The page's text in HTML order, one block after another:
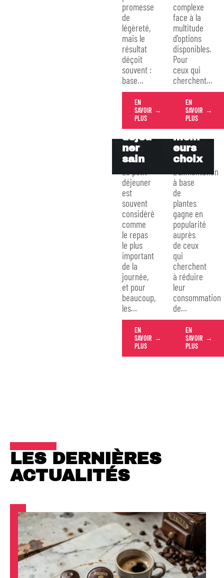
promesse
de
légèreté,
mais le
résultat
déçoit
souvent :
base…
EN
SAVOIR
PLUS
complexe
face à la
multitude
d'options
disponibles.
Pour
ceux qui
cherchent…
EN
SAVOIR
PLUS
:
bienf
aits,
incon
vénie
nts
et
cons
eils
pour
un
déjeu
ner
sain
Le petit-
déjeuner
est
souvent
considéré
comme
le repas
le plus
important
de la
journée,
et pour
beaucoup,
les…
EN
SAVOIR
PLUS
Proté
ines :
quel
légu
me
en
est
riche
?
Déco
uvrez
meill
eurs
choix
L'alimentation
à base
de
plantes
gagne en
popularité
auprès
de ceux
qui
cherchent
à réduire
leur
consommation
de…
EN
SAVOIR
PLUS
LES DERNIÈRES
ACTUALITÉS